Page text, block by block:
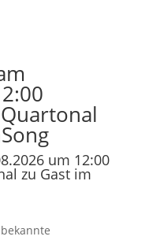
um 12:00
zu Gast im